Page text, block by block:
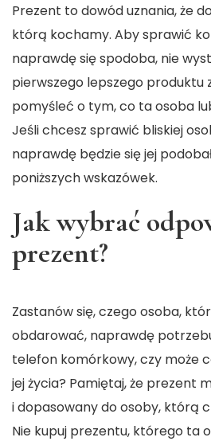
Prezent to dowód uznania, że
którą kochamy. Aby sprawić
naprawdę się spodoba, nie
pierwszego lepszego produktu
pomyśleć o tym, co ta osoba
Jeśli chcesz sprawić bliskiej
naprawdę będzie się jej
poniższych wskazówek.
Jak wybrać
prezent?
Zastanów się, czego osoba,
obdarować, naprawdę
telefon komórkowy, czy może
jej życia? Pamiętaj, że prezent
i dopasowany do osoby, którą
Nie kupuj prezentu, którego ta